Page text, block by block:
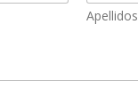
Apellidos